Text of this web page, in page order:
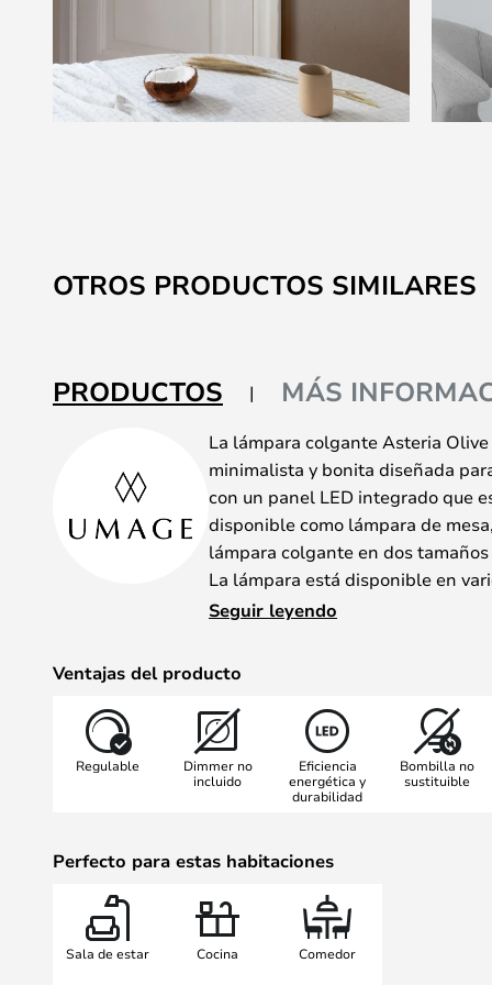
galería
OTROS PRODUCTOS SIMILARES
PRODUCTOS MÁS
La lámpara colgante Asteria
minimalista y bonita diseñada
con un panel LED integrado que
disponible como lámpara de
lámpara colgante en dos
La lámpara está disponible en
combinación con su diseño
posible colgar la lámpara
combinación con un riel eléctrico.
dude en ponerse en contacto con
Atenuador LED SG LEDDIM 0-
Atenuador empotrable LK FUGA®
LK FUGA® Dimmer empotrable
LK FUGA® Dimmer empotrable
Seguir leyendo
Ventajas del producto
Regulable
Dimmer no
incluido
Eficiencia
energética y
durabilidad
Bombilla no
sustituible
Perfecto para estas habitaciones
Sala de estar Cocina Comedor